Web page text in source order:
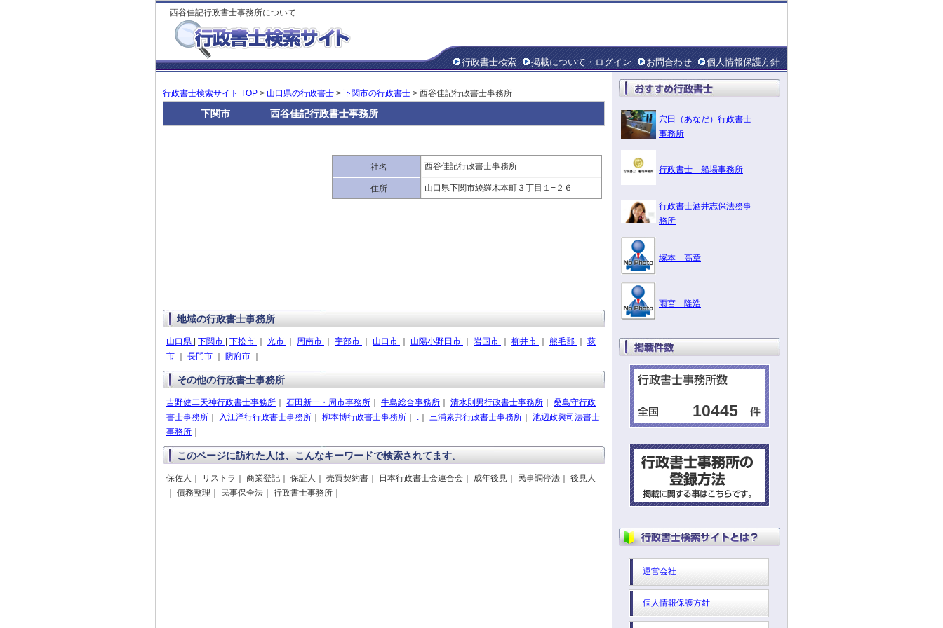
西谷佳記行政書士事務所について
行政書士検索 掲載について・ログイン お問合わせ 個人情報保護方針
行政書士検索サイト TOP > 山口県の行政書士 > 下関市の行政書士 > 西谷佳記行政書士事務所
下関市 西谷佳記行政書士事務所
社名 西谷佳記行政書士事務所
住所 山口県下関市綾羅木本町３丁目１−２６
地域の行政書士事務所
山口県 下関市 下松市 光市 周南市 宇部市 山口市 山陽小野田市 岩国市 柳井市 熊毛郡
萩
市
長門市 防府市
その他の行政書士事務所
吉野健二天神行政書士事務所 石田新一・周市事務所 牛島総合事務所 清水則男行政書士事務所
桑島守行政
書士事務所
入江洋行行政書士事務所 柳本博行政書士事務所 . 三浦素邦行政書士事務所
池辺政興司法書士
事務所
このページに訪れた人は、こんなキーワードで検索されてます。
保佐人｜ リストラ｜ 商業登記｜ 保証人｜ 売買契約書｜ 日本行政書士会連合会｜ 成年後見｜ 民事調停法｜ 後見人
｜ 債務整理｜ 民事保全法｜ 行政書士事務所｜
穴田（あなだ）行政書士
事務所
行政書士 船場事務所
行政書士酒井志保法務事
務所
塚本 高章
雨宮 隆浩
10445
運営会社
個人情報保護方針